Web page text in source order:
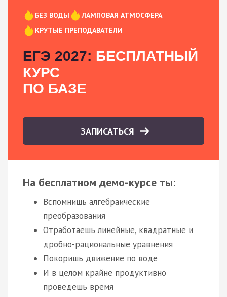
БЕЗ ВОДЫ
ЛАМПОВАЯ АТМОСФЕРА
КРУТЫЕ ПРЕПОДАВАТЕЛИ
ЕГЭ 2027: БЕСПЛАТНЫЙ
КУРС
ПО БАЗЕ
ЗАПИСАТЬСЯ
На бесплатном демо-курсе ты:
Вспомнишь алгебраические
преобразования
Отработаешь линейные, квадратные и
дробно-рациональные уравнения
Покоришь движение по воде
И в целом крайне продуктивно
проведешь время